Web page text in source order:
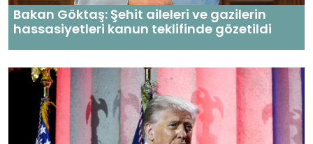
Bakan Göktaş: Şehit aileleri ve gazilerin
hassasiyetleri kanun teklifinde gözetildi